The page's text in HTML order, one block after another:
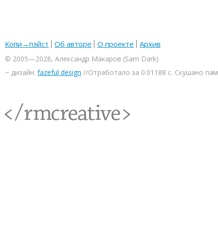
Копи→пэйст Об авторе О проекте Архив
© 2005—2026, Александр Макаров (Sam Dark)
~ дизайн: fazeful design //Отработало за 0.01188 с. Скушано
<rmcreative/>